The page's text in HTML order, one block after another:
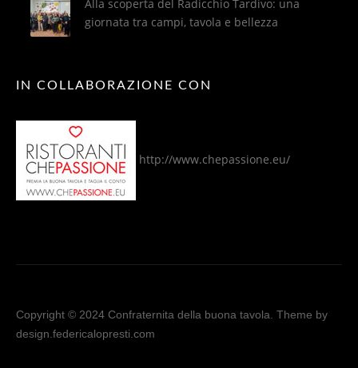
Alla scoperta del Radicchio Tardivo: una
giornata tra campi, tavola e bellezza
IN COLLABORAZIONE CON
http://www.chepassione.eu/